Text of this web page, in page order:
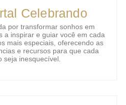
Celebrando
por transformar sonhos em
a inspirar e guiar você em cada
mais especiais, oferecendo as
e recursos para que cada
seja inesquecível.